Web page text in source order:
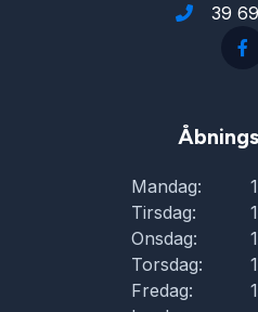
39
Mandag:
Tirsdag:
Onsdag:
Torsdag:
Fredag: